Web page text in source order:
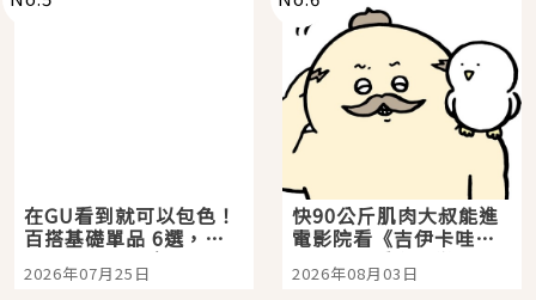
在GU看到就可以包色！
百搭基礎單品 6選，閉
眼全收也不心疼
2026年07月25日
快90公斤肌肉大叔能進
電影院看《吉伊卡哇》
嗎？日本重金屬樂團
「打首」會長與nagano
2026年08月03日